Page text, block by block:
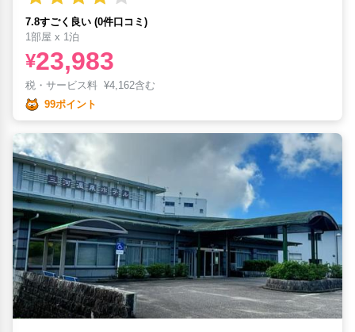
7.8すごく良い (0件口コミ)
1部屋 x 1泊
¥23,983
税・サービス料 ¥4,162含む
99ポイント